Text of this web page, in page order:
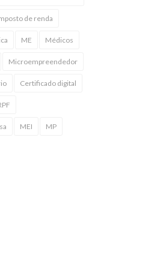
de renda
ME Médicos
Microempreendedor
Certificado digital
MEI MP